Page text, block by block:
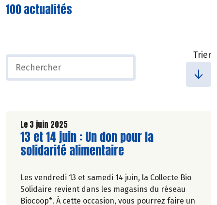
100 actualités
Trier
Le 3 juin 2025
Lire la suite de l'article
13 et 14 juin : Un don pour la
solidarité alimentaire
Les vendredi 13 et samedi 14 juin, la Collecte Bio
Solidaire revient dans les magasins du réseau
Biocoop*. À cette occasion, vous pourrez faire un